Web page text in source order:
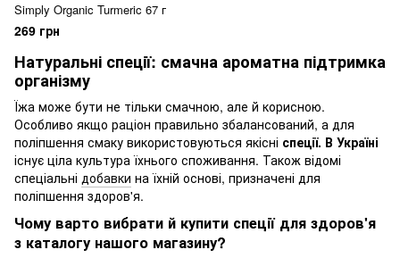
Simply Organic Turmeric 67 г
269 грн
Натуральні спеції: смачна ароматна підтримка
організму
Їжа може бути не тільки смачною, але й корисною.
Особливо якщо раціон правильно збалансований, а для
поліпшення смаку використовуються якісні спеції. В Україні
існує ціла культура їхнього споживання. Також відомі
спеціальні добавки на їхній основі, призначені для
поліпшення здоров'я.
Чому варто вибрати й купити спеції для здоров'я
з каталогу нашого магазину?